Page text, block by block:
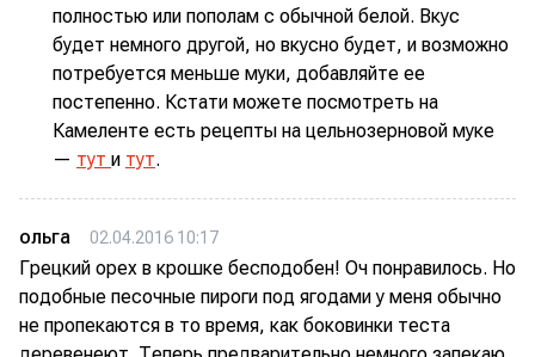
полностью или пополам с обычной белой. Вкус
будет немного другой, но вкусно будет, и возможно
потребуется меньше муки, добавляйте ее
постепенно. Кстати можете посмотреть на
Камеленте есть рецепты на цельнозерновой муке
— тут и тут.
ольга 02.04.2016 10:17
Грецкий орех в крошке бесподобен! Оч понравилось. Но
подобные песочные пироги под ягодами у меня обычно
не пропекаются в то время, как боковинки теста